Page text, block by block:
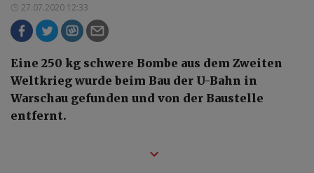
27.07.2020 12:33
Eine 250 kg schwere Bombe aus dem Zweiten
Weltkrieg wurde beim Bau der U-Bahn in
Warschau gefunden und von der Baustelle
entfernt.